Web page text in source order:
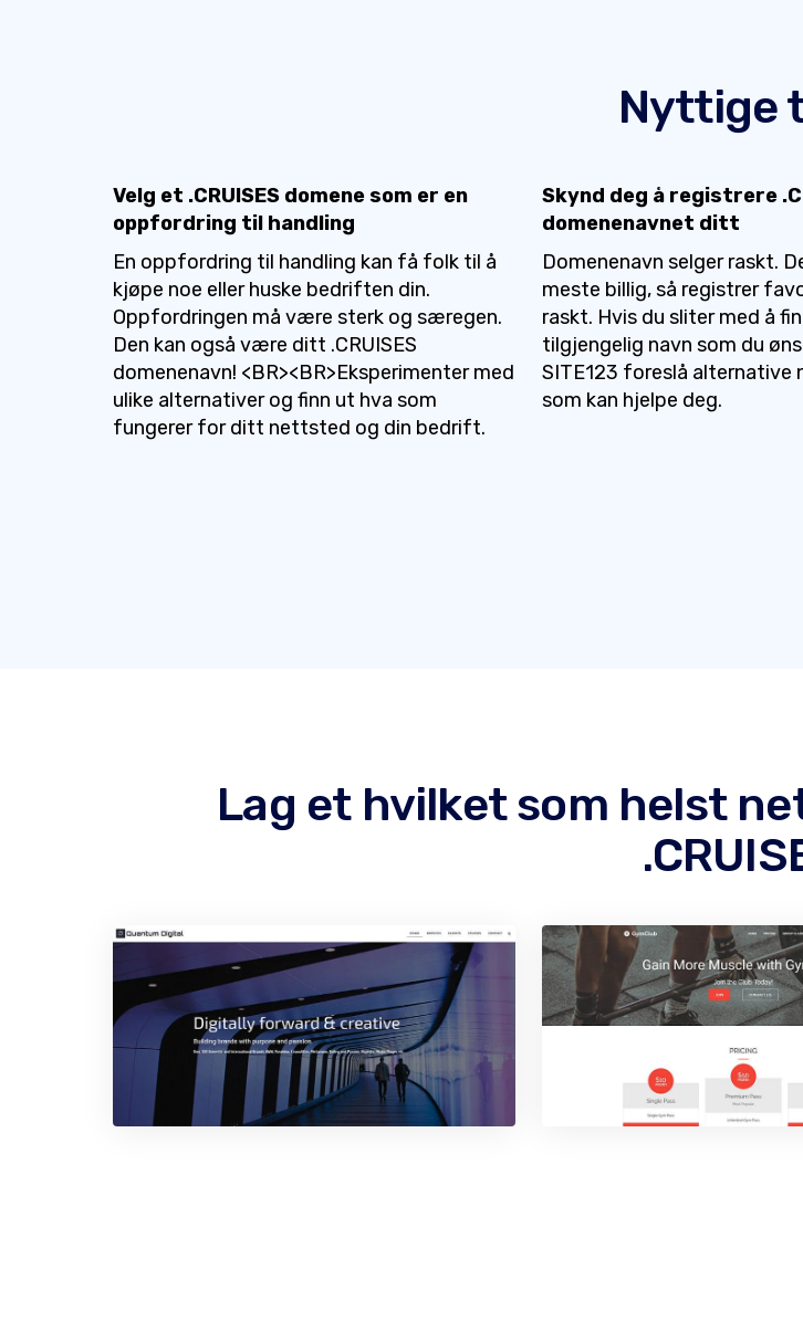
Nyttige
Velg et .CRUISES domene som er en
oppfordring til handling
En oppfordring til handling kan få folk til å
kjøpe noe eller huske bedriften din.
Oppfordringen må være sterk og særegen.
Den kan også være ditt .CRUISES
domenenavn! <BR><BR>Eksperimenter med
ulike alternativer og finn ut hva som
fungerer for ditt nettsted og din bedrift.
Skynd deg å registrere
domenenavnet ditt
Domenenavn selger raskt.
meste billig, så registrer
raskt. Hvis du sliter med å
tilgjengelig navn som du
SITE123 foreslå alternative
som kan hjelpe deg.
Lag et hvilket som helst